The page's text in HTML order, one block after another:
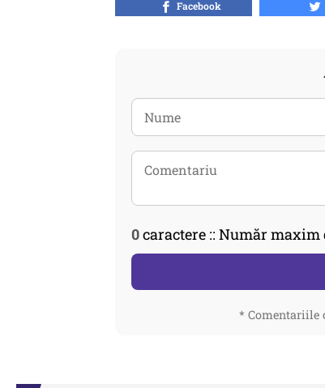
Facebook
0caractere :: Număr maxim
* Comentariile